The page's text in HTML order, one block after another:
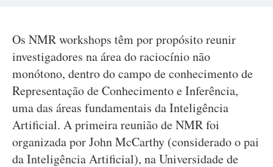
Os NMR workshops têm por propósito reunir
investigadores na área do raciocínio não
monótono, dentro do campo de conhecimento de
Representação de Conhecimento e Inferência,
uma das áreas fundamentais da Inteligência
Artificial. A primeira reunião de NMR foi
organizada por John McCarthy (considerado o pai
da Inteligência Artificial), na Universidade de